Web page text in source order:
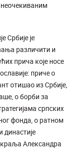
Србије је
различити и
прича које носе
приче о
отишао из Србије,
о борби за
српских
фонда, о ратном
династије
Александра